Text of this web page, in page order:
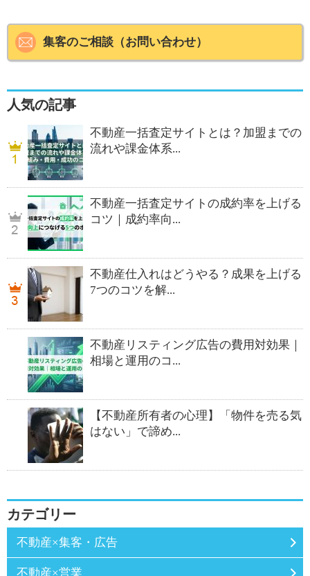
集客のご相談（お問い合わせ）
人気の記事
不動産一括査定サイトとは？加盟までの
流れや課金体系...
不動産一括査定サイトの成約率を上げる
コツ｜成約率向...
不動産仕入れはどうやる？成果を上げる
7つのコツを解...
不動産リスティング広告の費用対効果｜
相場と運用のコ...
【不動産所有者の心理】「物件を売る気
はない」で諦め...
カテゴリー
不動産×集客・広告
不動産×営業